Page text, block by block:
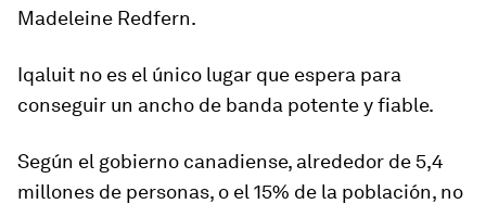
Madeleine Redfern.
Iqaluit no es el único lugar que espera para
conseguir un ancho de banda potente y fiable.
Según el gobierno canadiense, alrededor de 5,4
millones de personas, o el 15% de la población, no